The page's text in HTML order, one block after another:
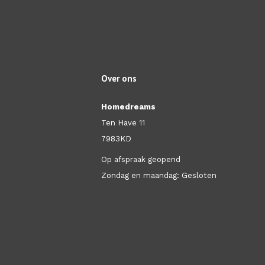
Over ons
Homedreams
Ten Have 11
7983KD
Op afspraak geopend
Zondag en maandag: Gesloten